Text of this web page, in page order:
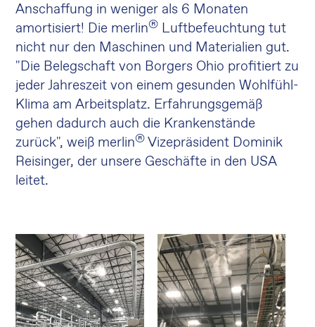
Anschaffung in weniger als 6 Monaten
amortisiert! Die merlin® Luftbefeuchtung tut
nicht nur den Maschinen und Materialien gut.
"Die Belegschaft von Borgers Ohio profitiert zu
jeder Jahreszeit von einem gesunden Wohlfühl-
Klima am Arbeitsplatz. Erfahrungsgemäß
gehen dadurch auch die Krankenstände
zurück", weiß merlin®Vizepräsident Dominik
Reisinger, der unsere Geschäfte in den USA
leitet.